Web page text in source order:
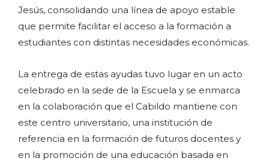
Jesús, consolidando una línea de apoyo estable
que permite facilitar el acceso a la formación a
estudiantes con distintas necesidades económicas.
La entrega de estas ayudas tuvo lugar en un acto
celebrado en la sede de la Escuela y se enmarca
en la colaboración que el Cabildo mantiene con
este centro universitario, una institución de
referencia en la formación de futuros docentes y
en la promoción de una educación basada en